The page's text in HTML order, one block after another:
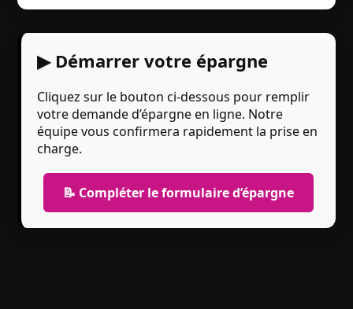
▶ Démarrer votre épargne
Cliquez sur le bouton ci-dessous pour remplir
votre demande d’épargne en ligne. Notre
équipe vous confirmera rapidement la prise en
charge.
📝 Compléter le formulaire d’épargne